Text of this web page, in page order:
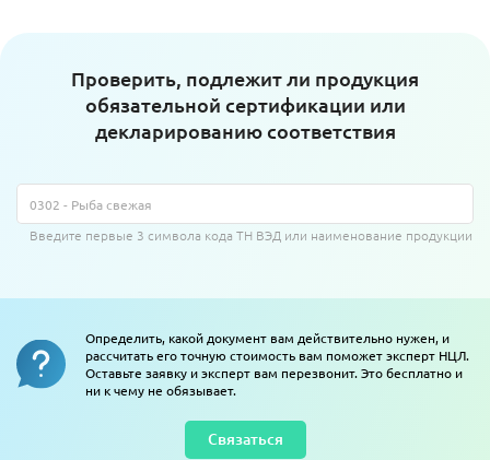
Проверить, подлежит ли продукция
обязательной сертификации или
декларированию соответствия
Введите первые 3 символа кода ТН ВЭД или наименование продукции
Определить, какой документ вам действительно нужен, и
рассчитать его точную стоимость вам поможет эксперт НЦЛ.
Оставьте заявку и эксперт вам перезвонит. Это бесплатно и
ни к чему не обязывает.
Связаться